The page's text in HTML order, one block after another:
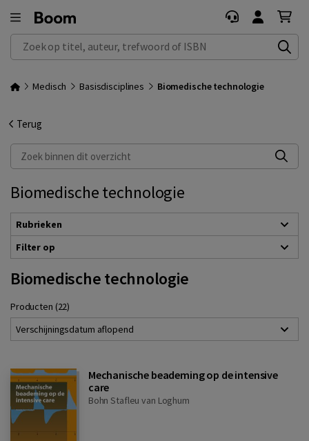
Zoek op titel, auteur, trefwoord of ISBN
Medisch Basisdisciplines Biomedische technologie
Terug
Zoek binnen dit overzicht
Biomedische technologie
Rubrieken
Filter op
Biomedische technologie
Producten (22)
Verschijningsdatum aflopend
Mechanische beademing op de intensive
care
Bohn Stafleu van Loghum